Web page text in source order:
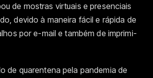
de mostras virtuais e presenciais
devido à maneira fácil e rápida de
por e-mail e também de imprimi-
de quarentena pela pandemia de